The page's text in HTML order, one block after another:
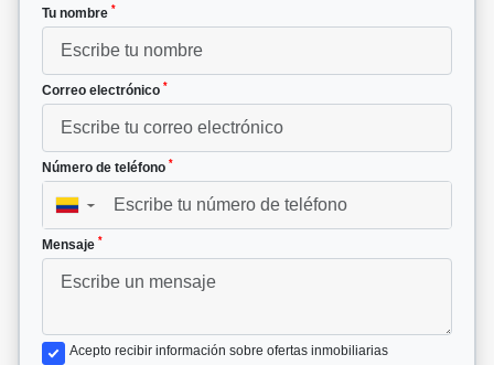
Tu nombre *
Correo electrónico *
Número de teléfono *
▼
Mensaje *
Acepto recibir información sobre ofertas inmobiliarias